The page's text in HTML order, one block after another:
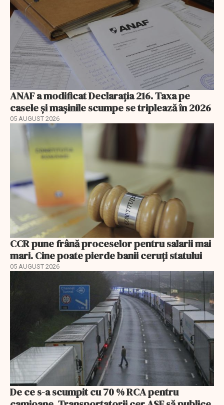
ANAF a modificat Declarația 216. Taxa pe
casele și mașinile scumpe se triplează în 2026
05 AUGUST 2026
CCR pune frână proceselor pentru salarii mai
mari. Cine poate pierde banii ceruți statului
05 AUGUST 2026
De ce s-a scumpit cu 70 % RCA pentru